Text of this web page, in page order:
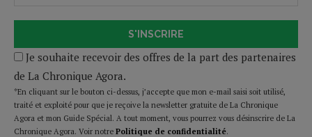
S'INSCRIRE
Je souhaite recevoir des offres de la part des partenaires
de La Chronique Agora.
*En cliquant sur le bouton ci-dessus, j’accepte que mon e-mail saisi soit utilisé,
traité et exploité pour que je reçoive la newsletter gratuite de La Chronique
Agora et mon Guide Spécial. A tout moment, vous pourrez vous désinscrire de La
Chronique Agora. Voir notre Politique de confidentialité.